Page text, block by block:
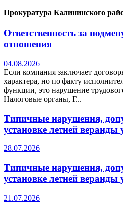
Прокуратура Калининского
Ответственность за
отношения
04.08.2026
Если компания заключает
характера, но по факту
функции, это нарушение
Налоговые органы, Г...
Типичные нарушения,
установке летней веранды
28.07.2026
Типичные нарушения,
установке летней веранды
21.07.2026